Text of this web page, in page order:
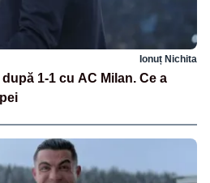
Ionuț Nichita
1-1 cu AC Milan. Ce a